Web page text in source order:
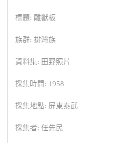
標題: 雕獸板
族群: 排灣族
資料集: 田野照片
採集時間: 1958
採集地點: 屏東泰武
採集者: 任先民